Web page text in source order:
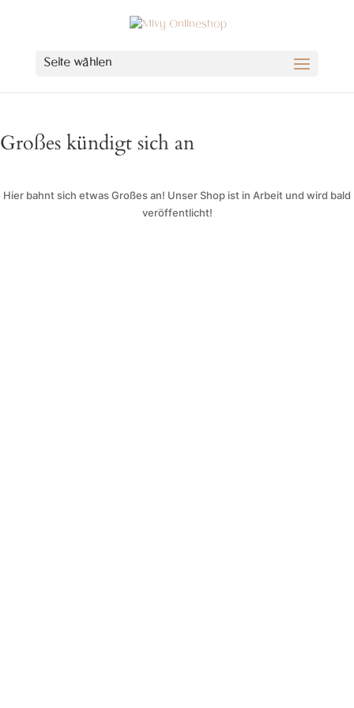
Seite wählen
Großes kündigt sich an
Hier bahnt sich etwas Großes an! Unser Shop ist in Arbeit und wird bald
veröffentlicht!